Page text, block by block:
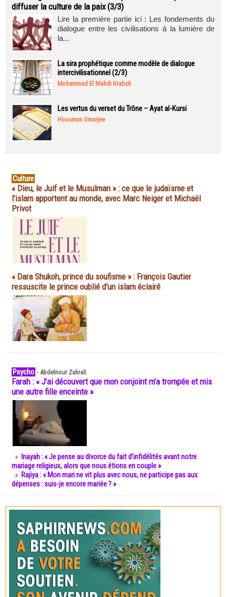
diffuser la culture de la paix (3/3)
Lire la première partie ici : Les fondements du
dialogue entre les civilisations à la lumière de
la...
La sira prophétique comme modèle de dialogue
intercivilisationnel (2/3)
Mohammed El Mahdi Krabch
Les vertus du verset du Trône – Ayat al-Kursi
Housman Omarjee
Culture
« Dieu, le Juif et le Musulman » : ce que le judaïsme et
l'islam apportent au monde, avec Marc Neiger et Michaël
Privot
« Dara Shukoh, prince du soufisme » : François Gautier
ressuscite le prince oublié d'un islam éclairé
Psycho -Abdelnour Zahrali
Farah : « J’ai découvert que mon conjoint m’a trompée et mis
une autre fille enceinte »
Inayah : « Je pense au divorce du fait d’infidélités avant notre
mariage religieux, alors que nous étions en couple »
Rajiya : « Mon mari ne vit plus avec nous, ne participe pas aux
dépenses : suis-je encore mariée ? »